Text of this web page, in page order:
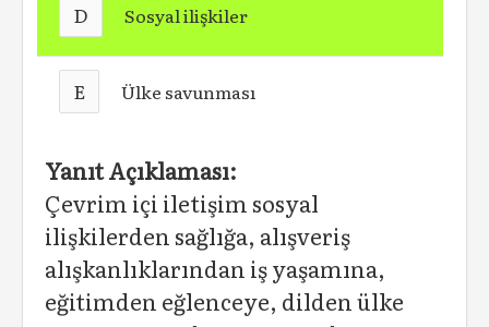
D Sosyal ilişkiler
E Ülke savunması
Yanıt Açıklaması:
Çevrim içi iletişim sosyal
ilişkilerden sağlığa, alışveriş
alışkanlıklarından iş yaşamına,
eğitimden eğlenceye, dilden ülke